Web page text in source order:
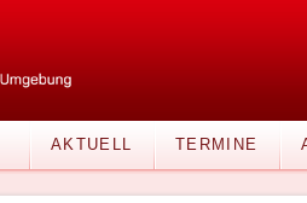
AKTUELL TERMINE